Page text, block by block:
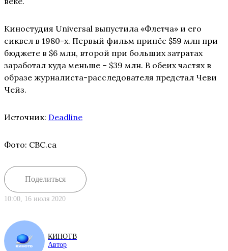
Киностудия Universal выпустила «Флетча» и его
сиквел в 1980-х. Первый фильм принёс $59 млн при
бюджете в $6 млн, второй при больших затратах
заработал куда меньше – $39 млн. В обеих частях в
образе журналиста-расследователя предстал Чеви
Чейз.
Источник: Deadline
Фото: CBC.ca
Поделиться
10:00, 16 июля 2020
КИНОТВ
Автор